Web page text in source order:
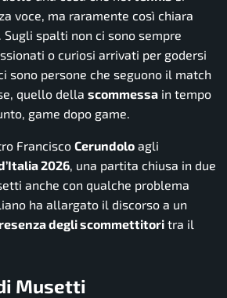
voce, ma raramente così chiara
spalti non ci sono sempre
o curiosi arrivati per godersi
sono persone che seguono il match
quello della scommessa in tempo
game dopo game.
Francisco Cerundolo agli
2026, una partita chiusa in due
anche con qualche problema
ha allargato il discorso a un
degli scommettitori tra il
Musetti